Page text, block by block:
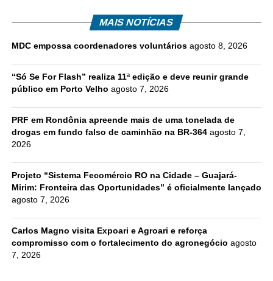
MAIS NOTÍCIAS
MDC empossa coordenadores voluntários agosto 8, 2026
“Só Se For Flash” realiza 11ª edição e deve reunir grande
público em Porto Velho agosto 7, 2026
PRF em Rondônia apreende mais de uma tonelada de
drogas em fundo falso de caminhão na BR-364 agosto 7,
2026
Projeto “Sistema Fecomércio RO na Cidade – Guajará-
Mirim: Fronteira das Oportunidades” é oficialmente lançado
agosto 7, 2026
Carlos Magno visita Expoari e Agroari e reforça
compromisso com o fortalecimento do agronegócio agosto
7, 2026